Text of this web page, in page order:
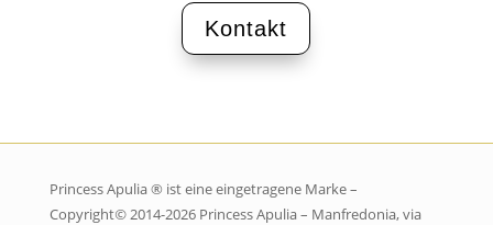
Kontakt
Princess Apulia ® ist eine eingetragene Marke –
Copyright©2014-2026 Princess Apulia – Manfredonia, via